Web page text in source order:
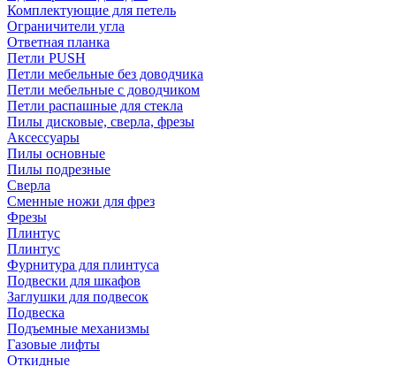
Комплектующие для петель
Ограничители угла
Ответная планка
Петли PUSH
Петли мебельные без доводчика
Петли мебельные с доводчиком
Петли распашные для стекла
Пилы дисковые, сверла, фрезы
Аксессуары
Пилы основные
Пилы подрезные
Сверла
Сменные ножи для фрез
Фрезы
Плинтус
Плинтус
Фурнитура для плинтуса
Подвески для шкафов
Заглушки для подвесок
Подвеска
Подъемные механизмы
Газовые лифты
Откидные